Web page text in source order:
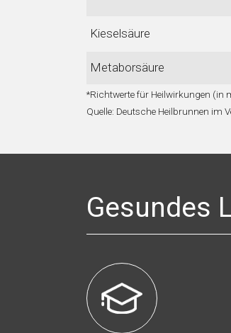
Kieselsäure
Metaborsäure
*Richtwerte für Heilwirkungen (in
Quelle: Deutsche Heilbrunnen im
Gesundes